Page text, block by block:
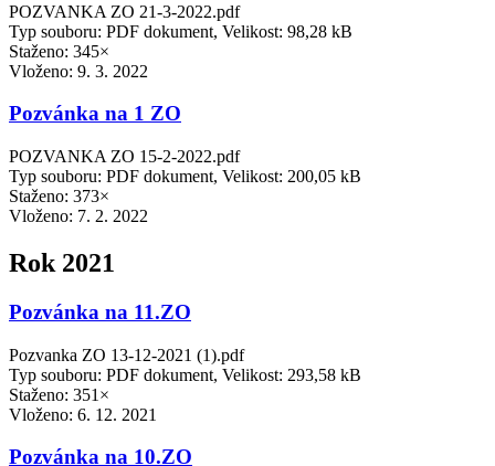
POZVANKA ZO 21-3-2022.pdf
Typ souboru: PDF dokument, Velikost: 98,28 kB
Staženo: 345×
Vloženo: 9. 3. 2022
Pozvánka na 1 ZO
POZVANKA ZO 15-2-2022.pdf
Typ souboru: PDF dokument, Velikost: 200,05 kB
Staženo: 373×
Vloženo: 7. 2. 2022
Rok 2021
Pozvánka na 11.ZO
Pozvanka ZO 13-12-2021 (1).pdf
Typ souboru: PDF dokument, Velikost: 293,58 kB
Staženo: 351×
Vloženo: 6. 12. 2021
Pozvánka na 10.ZO